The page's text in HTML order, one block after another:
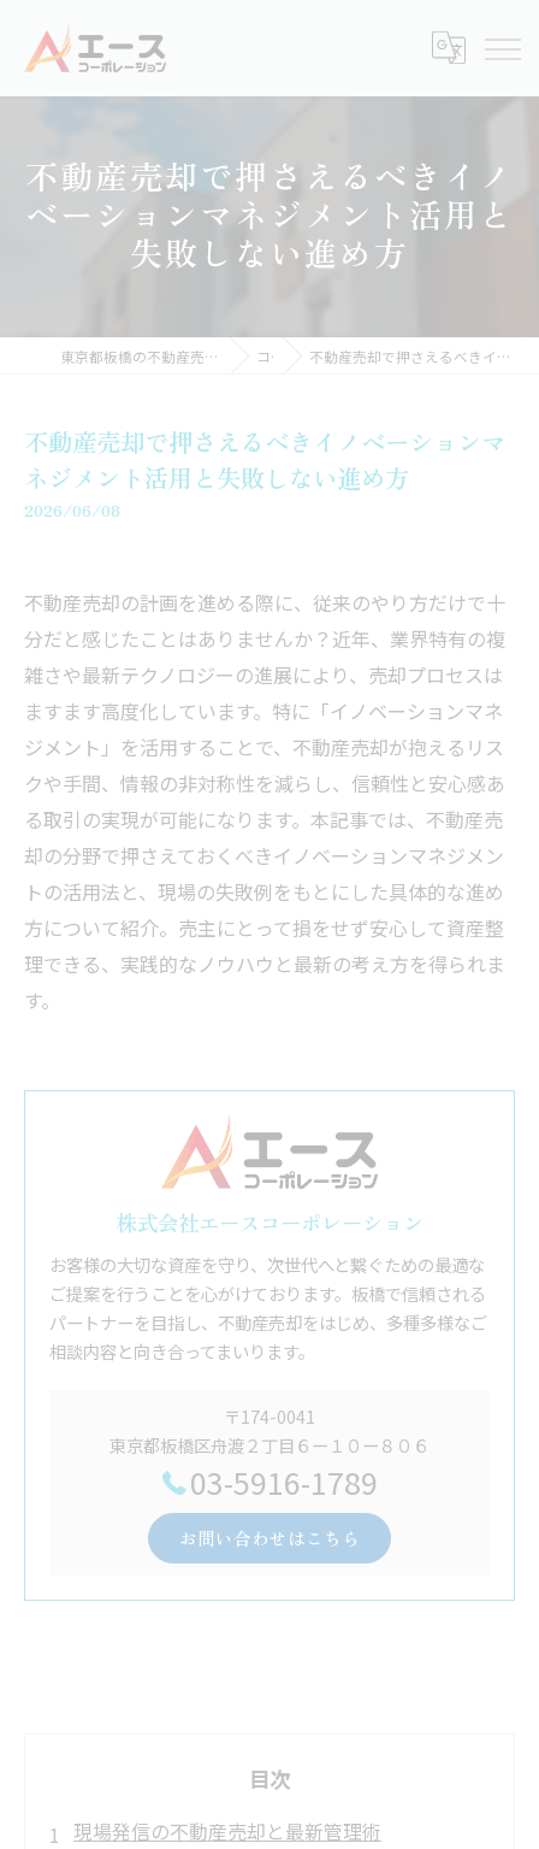
不動産売却で押さえるべきイノ
ベーションマネジメント活用と
失敗しない進め方
東京都板橋の不動産売却なら株式会社エースコーポレーション コラム 不動産売却で押さえるべきイノベーションマネジメント活用と失敗しない進め方
不動産売却で押さえるべきイノベーションマ
ネジメント活用と失敗しない進め方
2026/06/08
不動産売却の計画を進める際に、従来のやり方だけで十
分だと感じたことはありませんか？近年、業界特有の複
雑さや最新テクノロジーの進展により、売却プロセスは
ますます高度化しています。特に「イノベーションマネ
ジメント」を活用することで、不動産売却が抱えるリス
クや手間、情報の非対称性を減らし、信頼性と安心感あ
る取引の実現が可能になります。本記事では、不動産売
却の分野で押さえておくべきイノベーションマネジメン
トの活用法と、現場の失敗例をもとにした具体的な進め
方について紹介。売主にとって損をせず安心して資産整
理できる、実践的なノウハウと最新の考え方を得られま
す。
株式会社エースコーポレーション
お客様の大切な資産を守り、次世代へと繋ぐための最適な
ご提案を行うことを心がけております。板橋で信頼される
パートナーを目指し、不動産売却をはじめ、多種多様なご
相談内容と向き合ってまいります。
〒174-0041
東京都板橋区舟渡２丁目６ー１０ー８０６
03-5916-1789
お問い合わせはこちら
目次
現場発信の不動産売却と最新管理術